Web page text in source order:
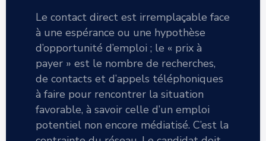
Le contact direct est irremplaçable face
à une espérance ou une hypothèse
d’opportunité d’emploi ; le « prix à
payer » est le nombre de recherches,
de contacts et d’appels téléphoniques
à faire pour rencontrer la situation
favorable, à savoir celle d’un emploi
potentiel non encore médiatisé. C’est la